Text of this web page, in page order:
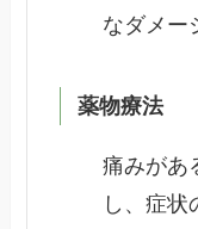
なダメー
薬物療法
痛みがあ
し、症状